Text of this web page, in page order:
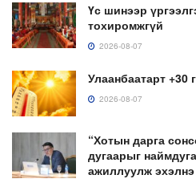
Үс шинээр
тохиромжгүй
2026-08-07
Улаанбаатарт +30
2026-08-07
“Хотын дарга
дугаарыг
ажиллуулж эхэлнэ